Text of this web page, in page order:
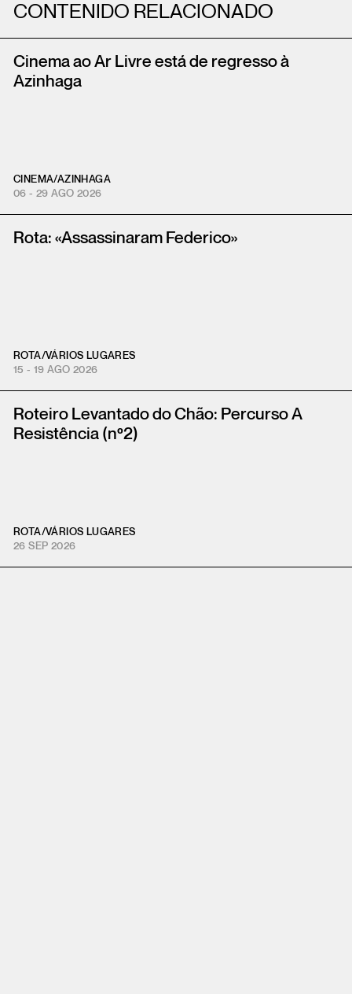
CONTENIDO RELACIONADO
Cinema ao Ar Livre está de regresso à
Azinhaga
CINEMA/AZINHAGA
06 - 29 AGO 2026
Rota: «Assassinaram Federico»
ROTA/VÁRIOS LUGARES
15 - 19 AGO 2026
Roteiro Levantado do Chão: Percurso A
Resistência (nº2)
ROTA/VÁRIOS LUGARES
26 SEP 2026